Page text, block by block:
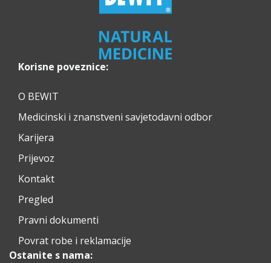
Korisne poveznice:
O BEWIT
Medicinski i znanstveni savjetodavni odbor
Karijera
Prijevoz
Kontakt
Pregled
Pravni dokumenti
Povrat robe i reklamacije
Ostanite s nama: